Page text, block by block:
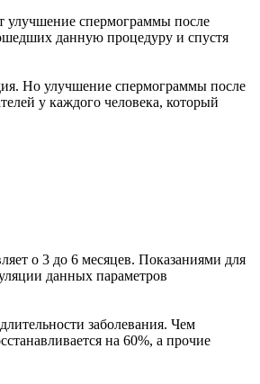
улучшение спермограммы после
данную процедуру и спустя
Но улучшение спермограммы после
у каждого человека, который
о 3 до 6 месяцев. Показаниями для
данных параметров
заболевания. Чем
на 60%, а прочие